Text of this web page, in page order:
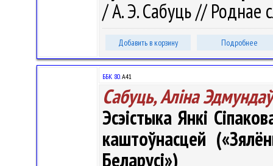
/ А. Э. Сабуць // Роднае
Добавить в корзину Подробнее
ББК 80.А41
Сабуць, Аліна
Эсэістыка Янкі
каштоўнасцей
Беларусі»)